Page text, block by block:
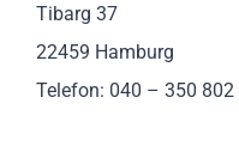
Tibarg 37
22459 Hamburg
Telefon: 040 – 350 802